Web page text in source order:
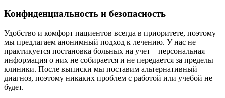
Конфиденциальность и безопасность
Удобство и комфорт пациентов всегда в приоритете, поэтому
мы предлагаем анонимный подход к лечению. У нас не
практикуется постановка больных на учет – персональная
информация о них не собирается и не передается за пределы
клиники. После выписки мы поставим альтернативный
диагноз, поэтому никаких проблем с работой или учебой не
будет.